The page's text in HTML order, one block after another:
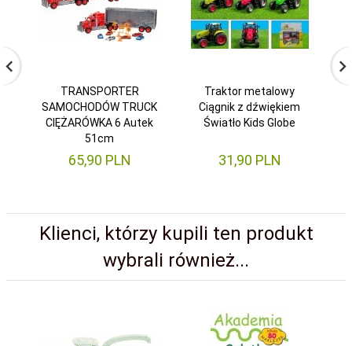
TRANSPORTER
SAMOCHODÓW TRUCK
CIĘŻARÓWKA 6 Autek
51cm
65,90 PLN
Traktor metalowy
Ciągnik z dźwiękiem
Światło Kids Globe
31,90 PLN
Klienci, którzy kupili ten produkt
wybrali również...